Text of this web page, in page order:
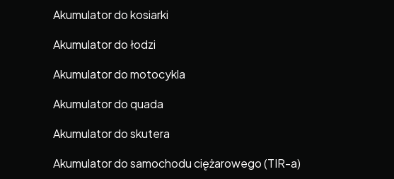
Akumulator do kosiarki
Akumulator do łodzi
Akumulator do motocykla
Akumulator do quada
Akumulator do skutera
Akumulator do samochodu ciężarowego (TIR-a)